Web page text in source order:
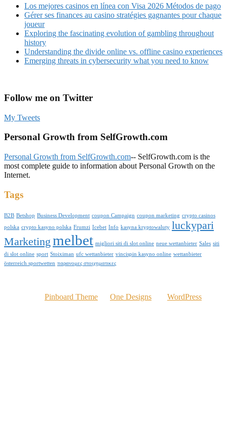
Los mejores casinos en línea con Visa 2026 Métodos de pago
Gérer ses finances au casino stratégies gagnantes pour chaque
joueur
Exploring the fascinating evolution of gambling throughout
history
Understanding the divide online vs. offline casino experiences
Emerging threats in cybersecurity what you need to know
Follow me on Twitter
My Tweets
Personal Growth from SelfGrowth.com
Personal Growth from SelfGrowth.com-- SelfGrowth.com is the
most complete guide to information about Personal Growth on the
Internet.
Tags
B2B Betshop Business Development coupon Campaign coupon marketing crypto casinos
polska crypto kasyno polska Frumzi Icebet Info kasyna kryptowaluty luckypari
Marketing melbet migliori siti di slot online neue wettanbieter Sales siti
di slot online sport Stoiximan ufc wettanbieter vincispin kasyno online wettanbieter
österreich sportwetten παρανομες στοιχηματικες
Pinboard Theme One Designs WordPress